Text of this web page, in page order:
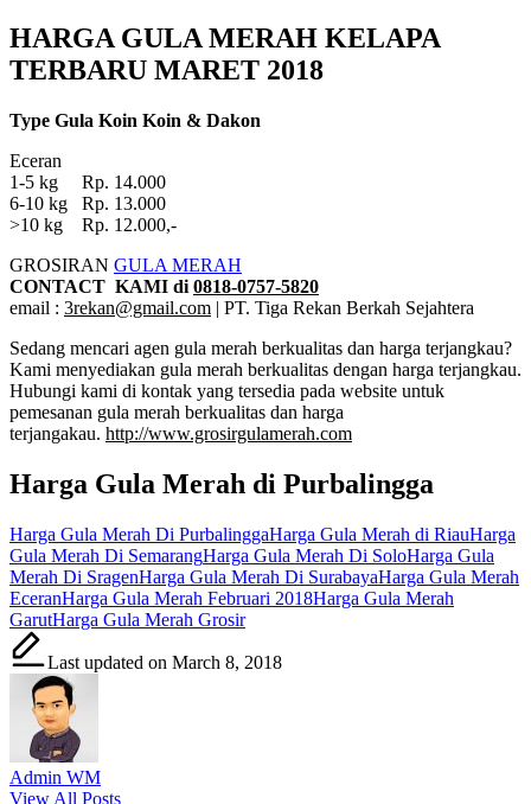
HARGA GULA MERAH KELAPA
TERBARU MARET 2018
Type Gula Koin Koin & Dakon
Eceran
1-5 kg Rp. 14.000
6-10 kg Rp. 13.000
>10 kg Rp. 12.000,-
GROSIRAN GULA MERAH
CONTACT KAMI di 0818-0757-5820
email : 3rekan@gmail.com | PT. Tiga Rekan Berkah Sejahtera
Sedang mencari agen gula merah berkualitas dan harga terjangkau?
Kami menyediakan gula merah berkualitas dengan harga terjangkau.
Hubungi kami di kontak yang tersedia pada website untuk
pemesanan gula merah berkualitas dan harga
terjangakau. http://www.grosirgulamerah.com
Harga Gula Merah di Purbalingga
Tags:
Harga Gula Merah Di PurbalinggaHarga Gula Merah di RiauHarga
Gula Merah Di SemarangHarga Gula Merah Di SoloHarga Gula
Merah Di SragenHarga Gula Merah Di SurabayaHarga Gula Merah
EceranHarga Gula Merah Februari 2018Harga Gula Merah
GarutHarga Gula Merah Grosir
Last updated on March 8, 2018
Admin WM
View All Posts